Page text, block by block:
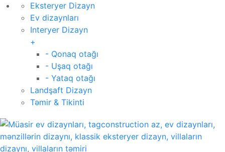
Eksteryer Dizayn
Ev dizaynları
Interyer Dizayn
+
- Qonaq otağı
- Uşaq otağı
- Yataq otağı
Landşaft Dizayn
Təmir & Tikinti